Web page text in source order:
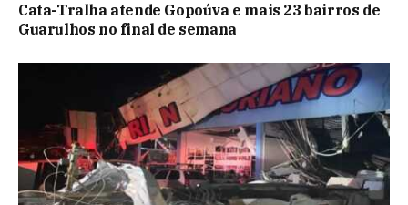
Cata-Tralha atende Gopoúva e mais 23 bairros de
Guarulhos no final de semana